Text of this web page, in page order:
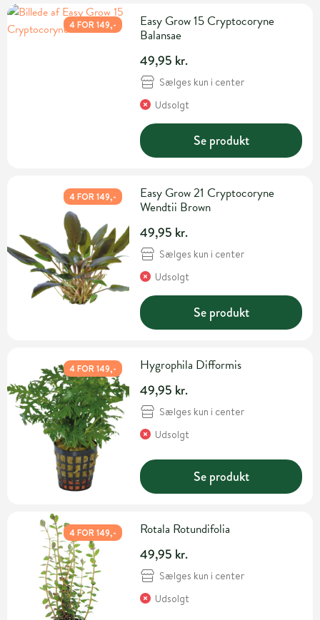
4 FOR 149,-
Easy Grow 15 Cryptocoryne
Balansae
49,95 kr.
Sælges kun i center
Udsolgt
Se produkt
4 FOR 149,-
Easy Grow 21 Cryptocoryne
Wendtii Brown
49,95 kr.
Sælges kun i center
Udsolgt
Se produkt
4 FOR 149,- Hygrophila Difformis
49,95 kr.
Sælges kun i center
Udsolgt
Se produkt
4 FOR 149,- Rotala Rotundifolia
49,95 kr.
Sælges kun i center
Udsolgt